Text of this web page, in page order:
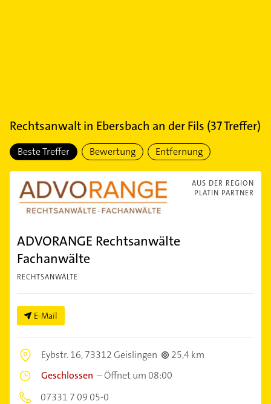
Rechtsanwaltin Ebersbach an der Fils (37Treffer)
Beste Treffer Bewertung Entfernung
AUS DER REGION
PLATIN PARTNER
ADVORANGE Rechtsanwälte
Fachanwälte
RECHTSANWÄLTE
E-Mail
Eybstr. 16,73312 Geislingen
25,4 km
Geschlossen –Öffnet um 08:00
07331 7 09 05-0